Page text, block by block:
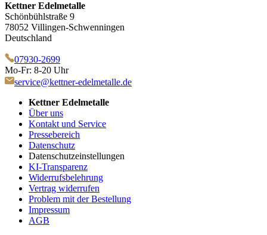
Kettner Edelmetalle
Schönbühlstraße 9
78052 Villingen-Schwenningen
Deutschland
07930-2699
Mo-Fr: 8-20 Uhr
service@kettner-edelmetalle.de
Kettner Edelmetalle
Über uns
Kontakt und Service
Pressebereich
Datenschutz
Datenschutzeinstellungen
KI-Transparenz
Widerrufsbelehrung
Vertrag widerrufen
Problem mit der Bestellung
Impressum
AGB